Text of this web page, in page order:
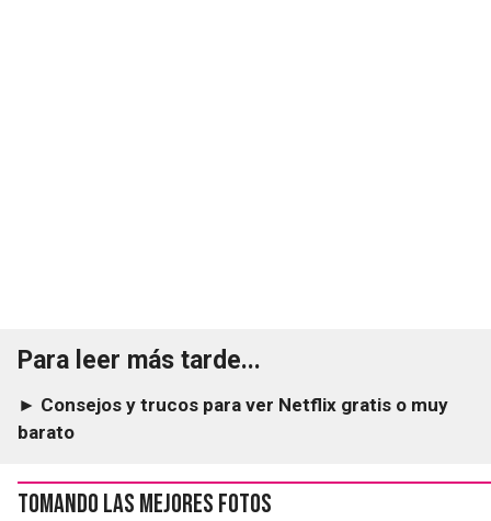
Para leer más tarde...
► Consejos y trucos para ver Netflix gratis o muy
barato
Tomando las mejores fotos